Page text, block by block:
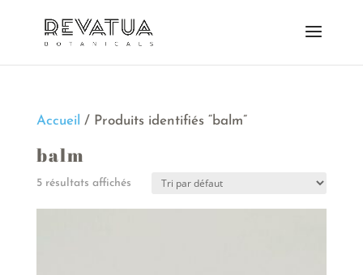
Accueil / Produits identifiés “balm”
balm
5 résultats affichés